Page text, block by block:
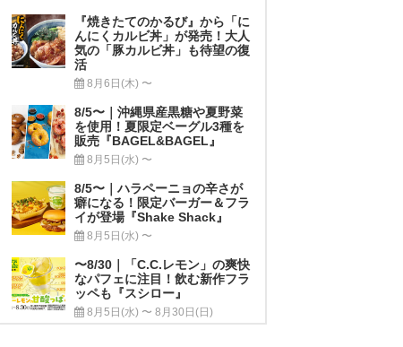
『焼きたてのかるび』から「に
んにくカルビ丼」が発売！大人
気の「豚カルビ丼」も待望の復
活
8月6日(木) 〜
8/5〜｜沖縄県産黒糖や夏野菜
を使用！夏限定ベーグル3種を
販売『BAGEL&BAGEL』
8月5日(水) 〜
8/5〜｜ハラペーニョの辛さが
癖になる！限定バーガー＆フラ
イが登場『Shake Shack』
8月5日(水) 〜
〜8/30｜「C.C.レモン」の爽快
なパフェに注目！飲む新作フラ
ッペも『スシロー』
8月5日(水) 〜 8月30日(日)